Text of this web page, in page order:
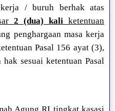
/ buruh berhak atas
2 (dua) kali ketentuan
penghargaan masa kerja
Pasal 156 ayat (3),
sesuai ketentuan Pasal